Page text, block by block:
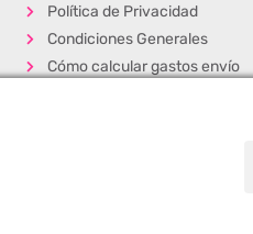
Política de Privacidad
Condiciones Generales
Cómo calcular gastos envío